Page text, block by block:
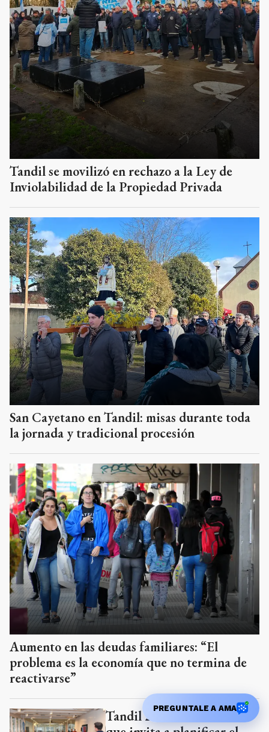
Tandil se movilizó en rechazo a la Ley de
Inviolabilidad de la Propiedad Privada
San Cayetano en Tandil: misas durante toda
la jornada y tradicional procesión
Aumento en las deudas familiares: “El
problema es la economía que no termina de
reactivarse”
Tandil 2050: la iniciativa
PREGUNTALE A AMA